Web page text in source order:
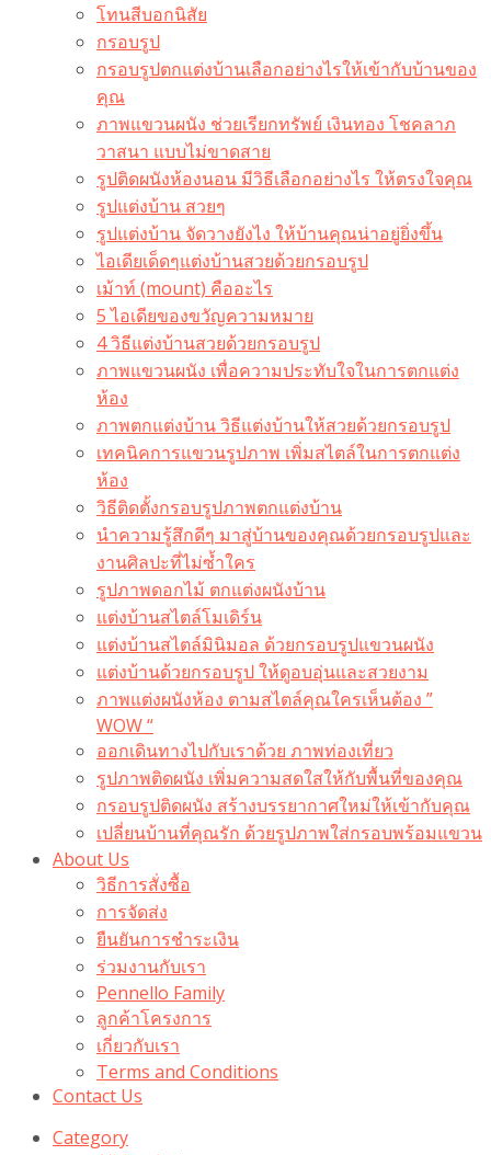
โทนสีบอกนิสัย
กรอบรูป
กรอบรูปตกแต่งบ้านเลือกอย่างไรให้เข้ากับบ้านของ
คุณ
ภาพแขวนผนัง ช่วยเรียกทรัพย์ เงินทอง โชคลาภ
วาสนา แบบไม่ขาดสาย
รูปติดผนังห้องนอน มีวิธีเลือกอย่างไร ให้ตรงใจคุณ
รูปแต่งบ้าน สวยๆ
รูปแต่งบ้าน จัดวางยังไง ให้บ้านคุณน่าอยู่ยิ่งขึ้น
ไอเดียเด็ดๆแต่งบ้านสวยด้วยกรอบรูป
เม้าท์ (mount) คืออะไร​
5 ไอเดียของขวัญความหมาย
4 วิธีแต่งบ้านสวยด้วยกรอบรูป
ภาพแขวนผนัง เพื่อความประทับใจในการตกแต่ง
ห้อง
ภาพตกแต่งบ้าน วิธีแต่งบ้านให้สวยด้วยกรอบรูป
เทคนิคการแขวนรูปภาพ เพิ่มสไตล์ในการตกแต่ง
ห้อง
วิธีติดตั้งกรอบรูปภาพตกแต่งบ้าน
นำความรู้สึกดีๆ มาสู่บ้านของคุณด้วยกรอบรูปและ
งานศิลปะที่ไม่ซ้ำใคร
รูปภาพดอกไม้ ตกแต่งผนังบ้าน
แต่งบ้านสไตล์โมเดิร์น
แต่งบ้านสไตล์มินิมอล ด้วยกรอบรูปแขวนผนัง
แต่งบ้านด้วยกรอบรูป ให้ดูอบอุ่นและสวยงาม
ภาพแต่งผนังห้อง ตามสไตล์คุณใครเห็นต้อง ”
WOW “
ออกเดินทางไปกับเราด้วย ภาพท่องเที่ยว
รูปภาพติดผนัง เพิ่มความสดใสให้กับพื้นที่ของคุณ
กรอบรูปติดผนัง สร้างบรรยากาศใหม่ให้เข้ากับคุณ
เปลี่ยนบ้านที่คุณรัก ด้วยรูปภาพใส่กรอบพร้อมแขวน​
About Us
วิธีการสั่งซื้อ
การจัดส่ง
ยืนยันการชำระเงิน
ร่วมงานกับเรา
Pennello Family
ลูกค้าโครงการ
เกี่ยวกับเรา
Terms and Conditions
Contact Us
Category